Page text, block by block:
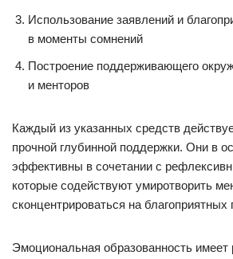
Использование заявлений и
в моменты сомнений
Построение поддерживающего
и менторов
Каждый из указанных средств
прочной глубинной поддержки. Они в
эффективны в сочетании с
которые содействуют умиротворить
сконцентрироваться на благоприятных
Эмоциональная образованность